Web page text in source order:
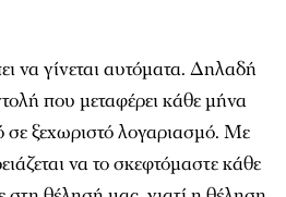
να γίνεται αυτόματα. Δηλαδή
που μεταφέρει κάθε μήνα
σε ξεχωριστό λογαριασμό. Με
να το σκεφτόμαστε κάθε